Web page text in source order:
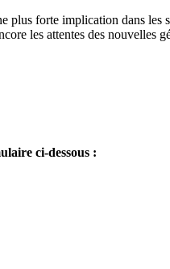
forte implication dans
les attentes des nouvelles
ci-dessous :